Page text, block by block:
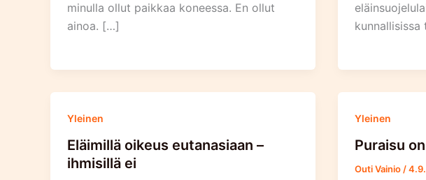
minulla ollut paikkaa koneessa. En ollut
ainoa. […]
kunnallisissa
Yleinen
Eläimillä oikeus eutanasiaan –
ihmisillä ei
Yleinen
Puraisu
Outi Vainio /